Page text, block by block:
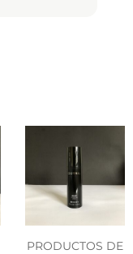
PRODUCTOS DE